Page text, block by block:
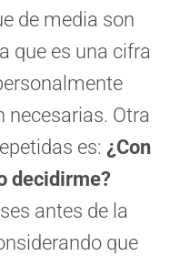
de media son
que es una cifra
necesarias. Otra
es: ¿Con
decidirme?
antes de la
que